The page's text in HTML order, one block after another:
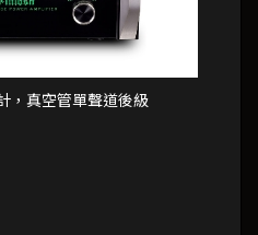
，真空管單聲道後級